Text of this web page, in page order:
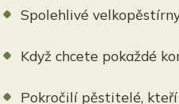
Spolehlivé
Když chcete pokaždé
Pokročilí pěstitelé,